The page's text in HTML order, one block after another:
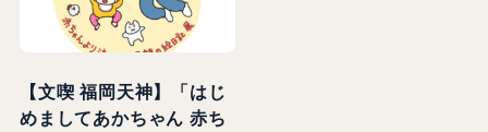
【文喫 福岡天神】「はじ
めましてあかちゃん 赤ち